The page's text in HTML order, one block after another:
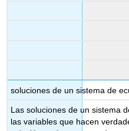
soluciones de un sistema de
Las soluciones de un sistema
las variables que hacen